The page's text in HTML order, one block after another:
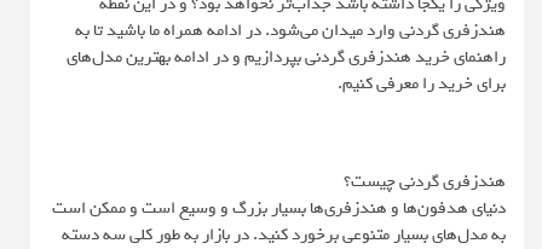
هندزفری گردنی وارد میدان می‌شود. در ادامه همراه ما باشید تا به
راهنمای خرید هندزفری گردنی بپردازیم و در ادامه بهترین مدل‌های
برای خرید را معرفی کنیم.
هندزفری گردنی چیست؟
دنیای هدفون‌ها و هندزفری‌ها بسیار بزرگ و وسیع است و ممکن است
به مدل‌های بسیار متنوعی برخورد کنید. در بازار به طور کلی سه دسته